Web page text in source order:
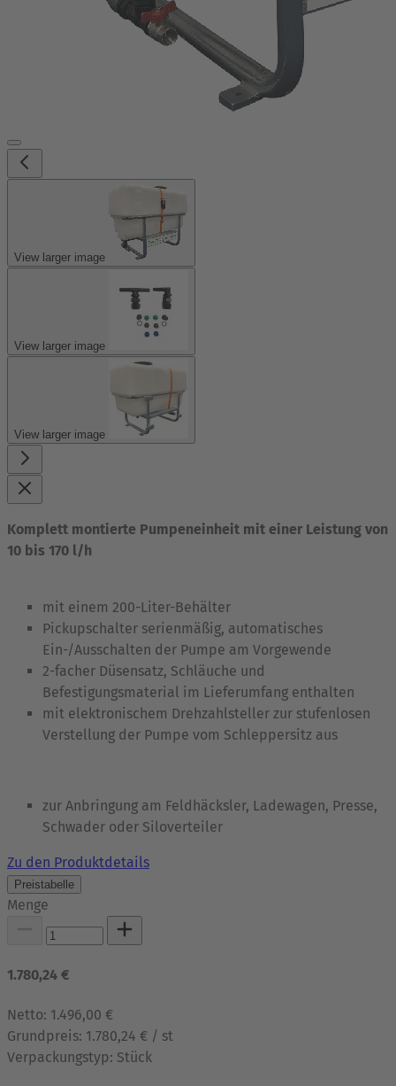
View larger image
View larger image
View larger image
Komplett montierte Pumpeneinheit mit einer Leistung von
10 bis 170 l/h
mit einem 200-Liter-Behälter
Pickupschalter serienmäßig, automatisches
Ein-/Ausschalten der Pumpe am Vorgewende
2-facher Düsensatz, Schläuche und
Befestigungsmaterial im Lieferumfang enthalten
mit elektronischem Drehzahlsteller zur stufenlosen
Verstellung der Pumpe vom Schleppersitz aus
zur Anbringung am Feldhäcksler, Ladewagen, Presse,
Schwader oder Siloverteiler
Zu den Produktdetails
Preistabelle
Menge
1.780,24 €
Netto: 1.496,00 €
Grundpreis: 1.780,24 € / st
Verpackungstyp: Stück